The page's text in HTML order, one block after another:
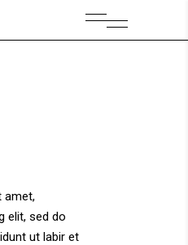
amet,
elit, sed do
ut labir et